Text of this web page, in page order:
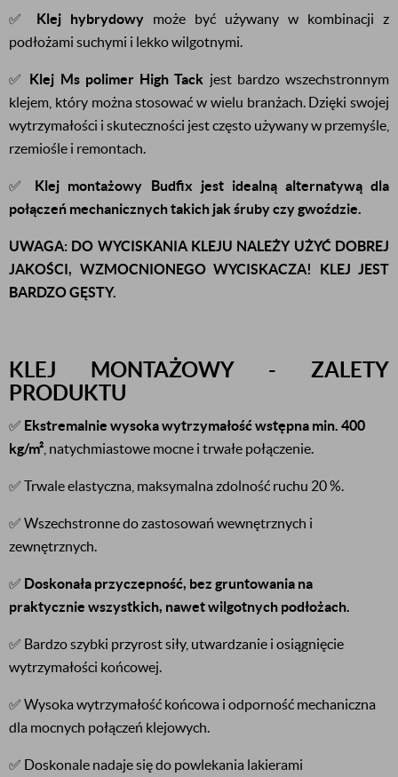
✅ Klej hybrydowy może być używany w kombinacji z
podłożami suchymi i lekko wilgotnymi.
✅ Klej Ms polimer High Tack jest bardzo wszechstronnym
klejem, który można stosować w wielu branżach. Dzięki swojej
wytrzymałości i skuteczności jest często używany w przemyśle,
rzemiośle i remontach.
✅ Klej montażowy Budfix jest idealną alternatywą dla
połączeń mechanicznych takich jak śruby czy gwoździe.
UWAGA: DO WYCISKANIA KLEJU NALEŻY UŻYĆ DOBREJ
JAKOŚCI, WZMOCNIONEGO WYCISKACZA! KLEJ JEST
BARDZO GĘSTY.
KLEJ MONTAŻOWY - ZALETY
PRODUKTU
✅ Ekstremalnie wysoka wytrzymałość wstępna min. 400
kg/m² , natychmiastowe mocne i trwałe połączenie.
✅ Trwale elastyczna, maksymalna zdolność ruchu 20 %.
✅ Wszechstronne do zastosowań wewnętrznych i
zewnętrznych.
✅ Doskonała przyczepność, bez gruntowania na
praktycznie wszystkich, nawet wilgotnych podłożach.
✅ Bardzo szybki przyrost siły, utwardzanie i osiągnięcie
wytrzymałości końcowej.
✅ Wysoka wytrzymałość końcowa i odporność mechaniczna
dla mocnych połączeń klejowych.
✅ Doskonale nadaje się do powlekania lakierami